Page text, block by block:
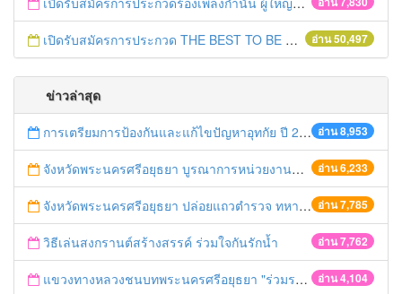
อ่าน 50,497
เปิดรับสมัครการประกวด THE BEST TO BE NUMBER ONE
ข่าวล่าสุด
อ่าน 8,953
การเตรียมการป้องกันและแก้ไขปัญหาอุทกัย ปี 2561
อ่าน 6,233
จังหวัดพระนครศรีอยุธยา บูรณาการหน่วยงานที่เกี่ยวข้อง ลงพื้นที่จัดระเบียบและดำเนินมาตรการตามบทลงโทษสูงสุดกับผู้ประกอบการร้านค้าที่ยังฝ่าฝืนตั้งร้านค้ารุกล้ำเขตพื้นที่ทางหลวง เตรียมความปลอดภัยก่อนเทศกาลสงกรานต์
อ่าน 7,785
จังหวัดพระนครศรีอยุธยา ปล่อยแถวตำรวจ ทหาร ฝ่ายปกครอง กว่า 100 นาย ตรวจเข้มท่ารถสาธารณะ สถานีขนส่งรถโดยสาร วินรถตู้ และสถานีรถไฟ เตรียมรับมือเทศกาลสงกรานต์
อ่าน 7,762
วิธีเล่นสงกรานต์สร้างสรรค์ ร่วมใจกันรักน้ำ
อ่าน 4,104
แขวงทางหลวงชนบทพระนครศรีอยุธยา "ร่วมรณรงค์ ขับช้า เปิดไฟหน้า คาดเข็มขัด" เทศกาลสงกรานต์ ปี 2561